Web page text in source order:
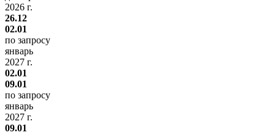
2026 г.
26.12
02.01
по запросу
январь
2027 г.
02.01
09.01
по запросу
январь
2027 г.
09.01